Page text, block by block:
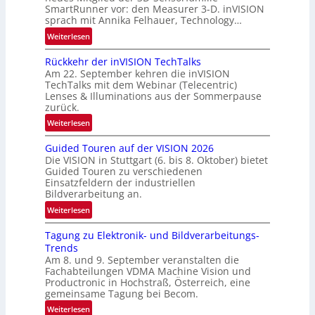
d
e
SmartRunner vor: den Measurer 3-D. inVISION
sprach mit Annika Felhauer, Technology…
Weiterlesen:
U
n
b
e
g
r
e
z
t
e
M
ö
g
l
c
h
k
e
Rückkehr der inVISION TechTalks
Am 22. September kehren die inVISION
TechTalks mit dem Webinar (Telecentric)
Lenses & Illuminations aus der Sommerpause
zurück.
Weiterlesen:
R
ü
c
k
k
e
h
d
e
r
i
n
V
Guided Touren auf der VISION 2026
Die VISION in Stuttgart (6. bis 8. Oktober) bietet
Guided Touren zu verschiedenen
Einsatzfeldern der industriellen
Bildverarbeitung an.
Weiterlesen:
G
u
d
e
d
T
Tagung zu Elektronik- und Bildverarbeitungs-
Trends
Am 8. und 9. September veranstalten die
Fachabteilungen VDMA Machine Vision und
Productronic in Hochstraß, Österreich, eine
gemeinsame Tagung bei Becom.
Weiterlesen: